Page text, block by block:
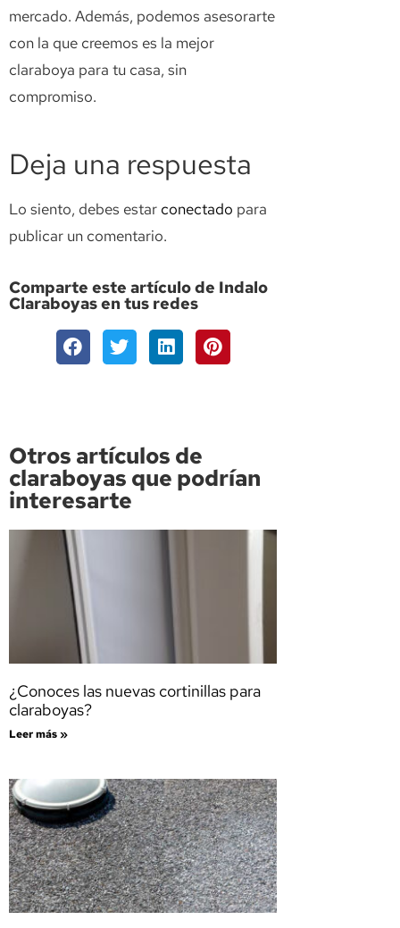
mercado. Además, podemos asesorarte
con la que creemos es la mejor
claraboya para tu casa, sin
compromiso.
Deja una respuesta
Lo siento, debes estar conectado para
publicar un comentario.
Comparte este artículo de Indalo
Claraboyas en tus redes
Otros artículos de
claraboyas que podrían
interesarte
¿Conoces las nuevas cortinillas para
claraboyas?
Leer más »